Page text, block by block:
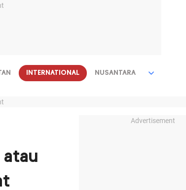
INTERNATIONAL NUSANTARA
atau
Advertisement